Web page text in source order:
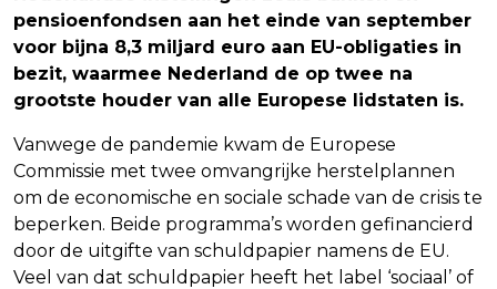
pensioenfondsen aan het einde van september
voor bijna 8,3 miljard euro aan EU-obligaties in
bezit, waarmee Nederland de op twee na
grootste houder van alle Europese lidstaten is.
Vanwege de pandemie kwam de Europese
Commissie met twee omvangrijke herstelplannen
om de economische en sociale schade van de crisis te
beperken. Beide programma’s worden gefinancierd
door de uitgifte van schuldpapier namens de EU.
Veel van dat schuldpapier heeft het label ‘sociaal’ of